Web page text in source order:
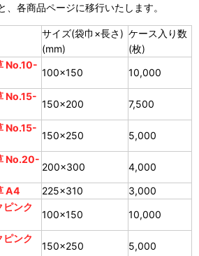
各商品ページに移行いたします。
サイズ(袋巾×長さ)
(mm)
ケース入り数
(枚)
No.10-
100×150
10,000
No.15-
150×200
7,500
No.15-
150×250
5,000
No.20-
200×300
4,000
A4
225×310
3,000
ピンク
100×150
10,000
ピンク
150×250
5,000